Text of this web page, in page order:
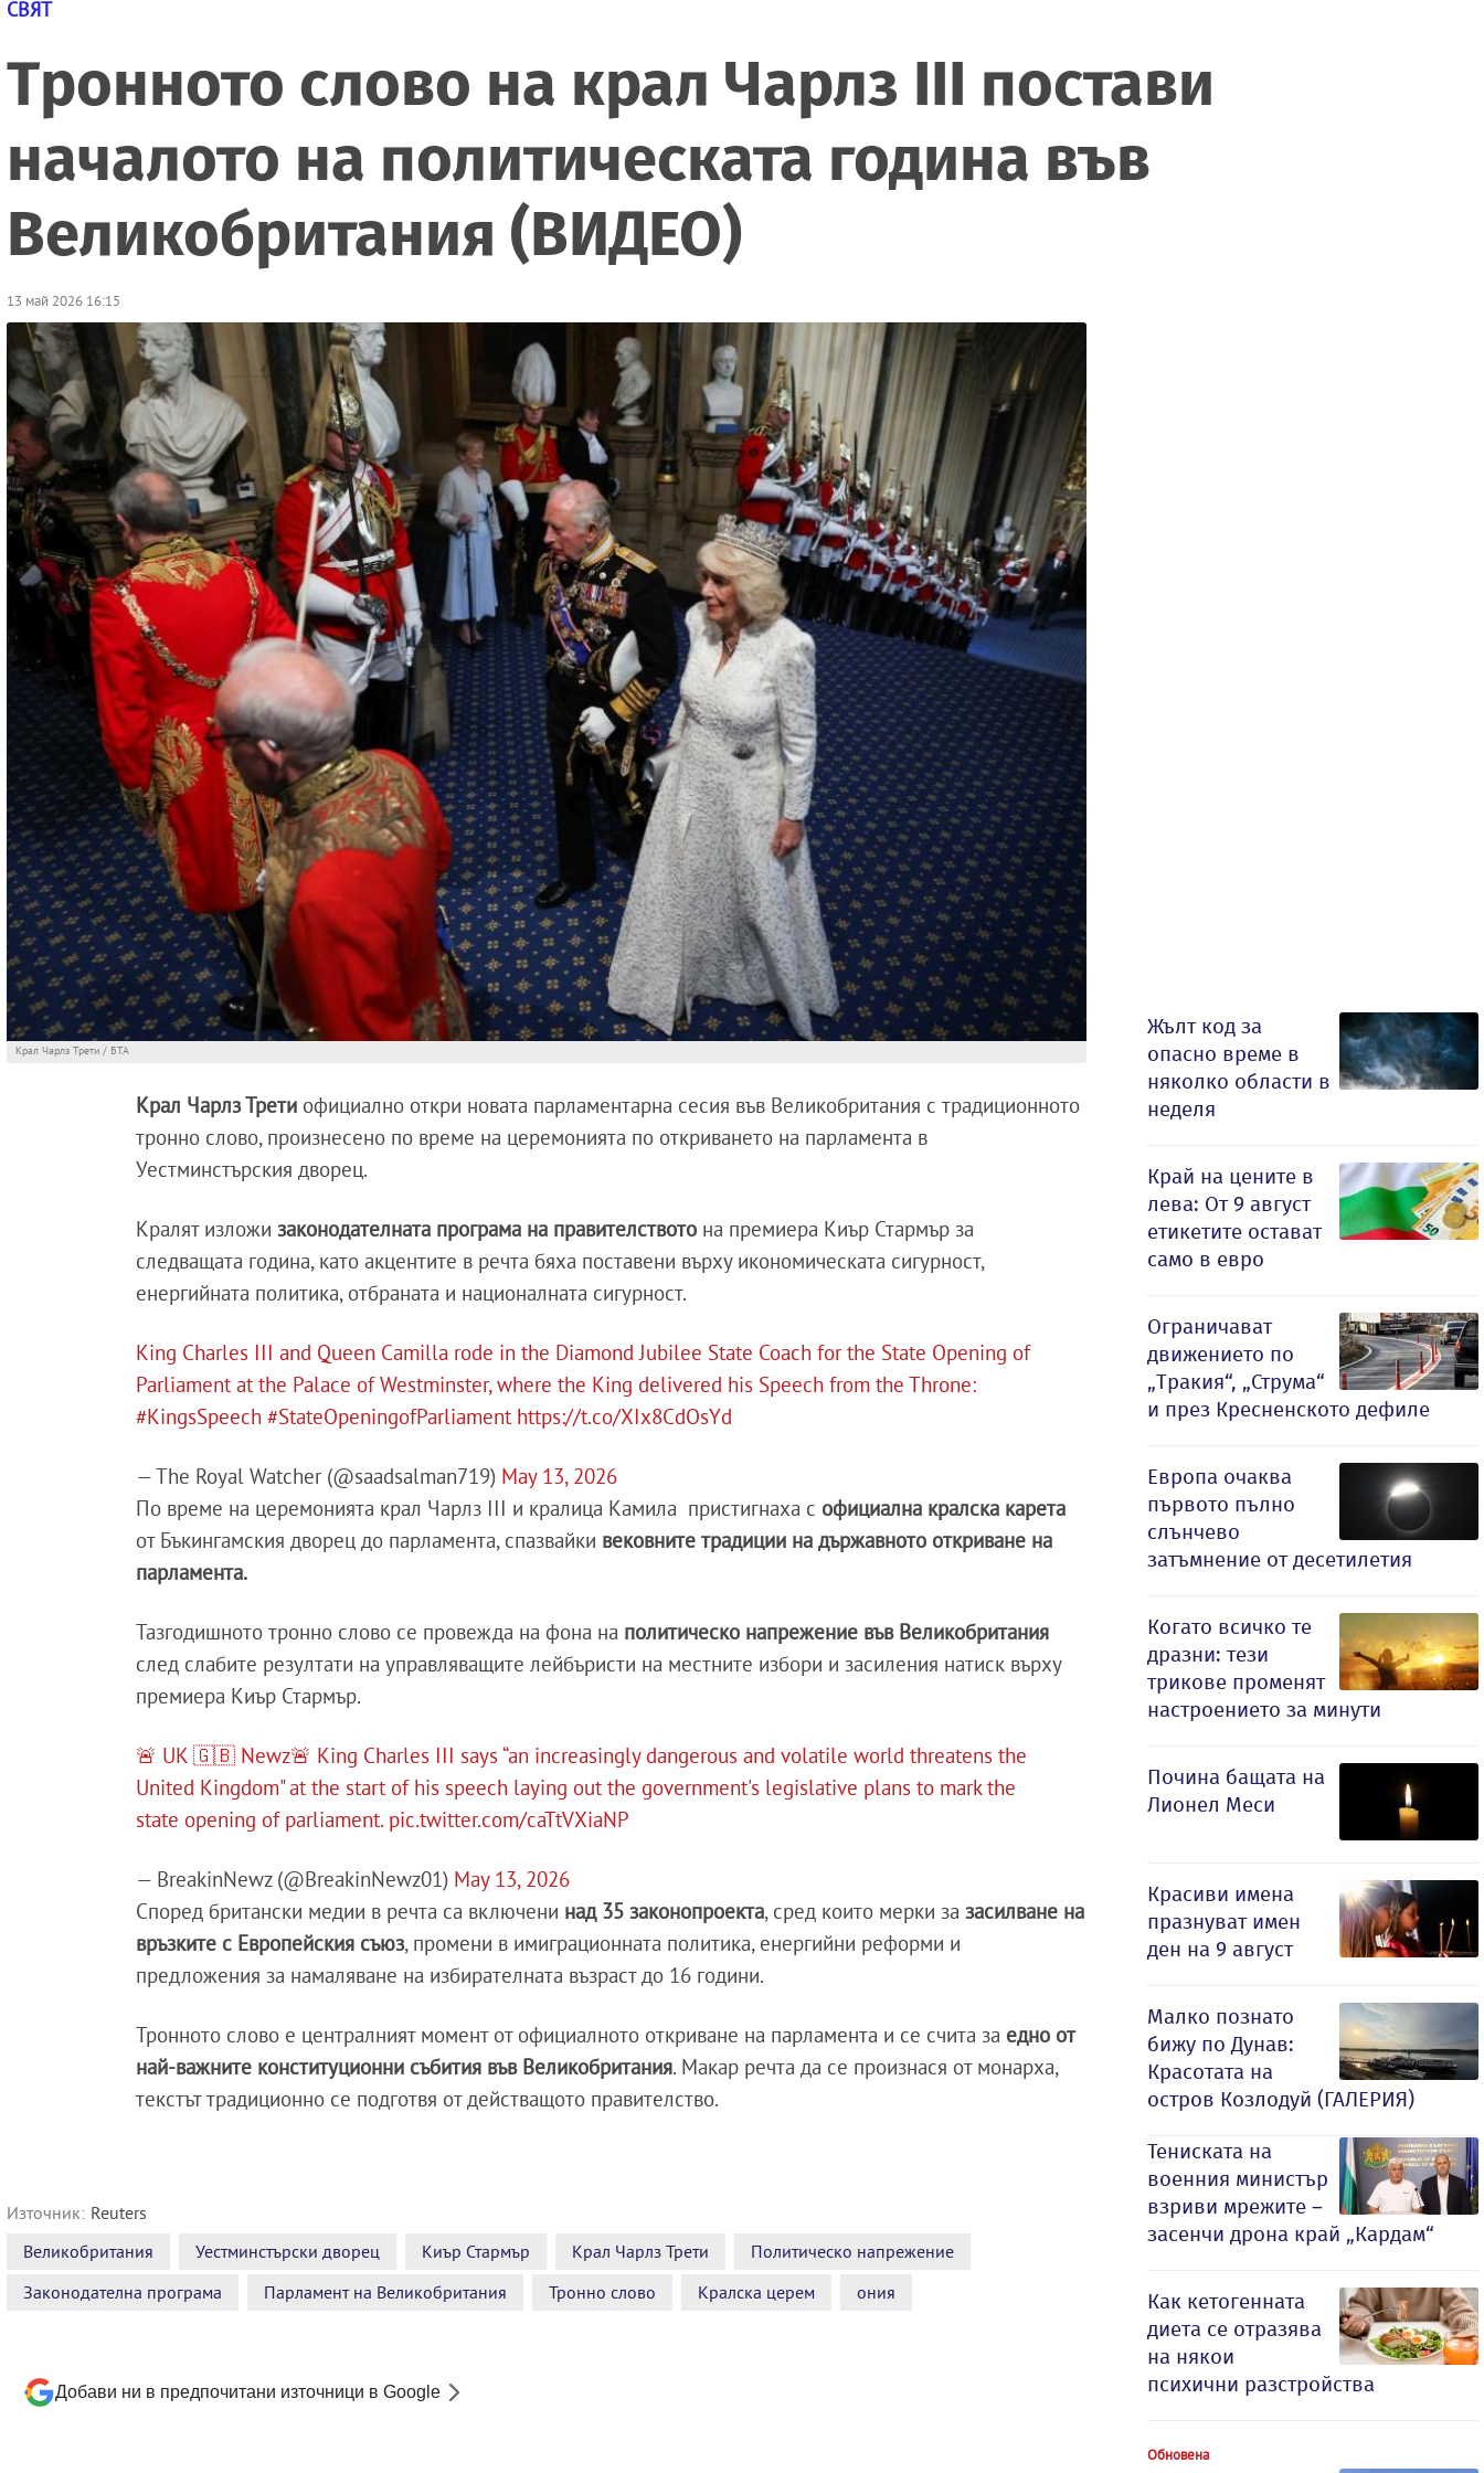
СВЯТ
Тронното слово на крал Чарлз III постави
началото на политическата година във
Великобритания (ВИДЕО)
13 май 2026 16:15
Крал Чарлз Трети / БТА
Крал Чарлз Трети официално откри новата парламентарна сесия във Великобритания с традиционното
тронно слово, произнесено по време на церемонията по откриването на парламента в
Уестминстърския дворец.
Кралят изложизаконодателната програма на правителството на премиера Киър Стармър за
следващата година, като акцентите в речта бяха поставени върху икономическата сигурност,
енергийната политика, отбраната и националната сигурност.
King Charles III and Queen Camilla rode in the Diamond Jubilee State Coach for the State Opening of
Parliament at the Palace of Westminster, where the King delivered his Speech from the Throne:
#KingsSpeech #StateOpeningofParliament https://t.co/XIx8CdOsYd
— The Royal Watcher (@saadsalman719) May 13, 2026
По време на церемонията крал Чарлз III и кралица Камила пристигнаха с официална кралска карета
от Бъкингамския дворец до парламента, спазвайки вековните традиции на държавното откриване на
парламента.
Тазгодишното тронно слово се провежда на фона на политическо напрежение във Великобритания
след слабите резултати на управляващите лейбъристи на местните избори и засиления натиск върху
премиера Киър Стармър.
🚨 UK 🇬🇧 Newz🚨 King Charles III says “an increasingly dangerous and volatile world threatens the
United Kingdom" at the start of his speech laying out the government's legislative plans to mark the
state opening of parliament. pic.twitter.com/caTtVXiaNP
— BreakinNewz (@BreakinNewz01) May 13, 2026
Според британски медии в речта са включени над 35 законопроекта, сред които мерки зазасилване на
връзките с Европейския съюз, промени в имиграционната политика, енергийни реформи и
предложения за намаляване на избирателната възраст до 16 години.
Тронното слово е централният момент от официалното откриване на парламента и се счита за едно от
най-важните конституционни събития във Великобритания. Макар речта да се произнася от монарха,
текстът традиционно се подготвя от действащото правителство.
Източник: Reuters
Великобритания
Уестминстърски дворец Киър Стармър Крал Чарлз Трети
Политическо напрежение
Законодателна програма
Парламент на Великобритания Тронно слово Кралска церем ония
Добави ни в предпочитани източници в Google
Жълт код за
опасно време в
няколко области в
неделя
Край на цените в
лева: От 9 август
етикетите остават
само в евро
Ограничават
движението по
„Тракия“, „Струма“
и през Кресненското дефиле
Европа очаква
първото пълно
слънчево
затъмнение от десетилетия
Когато всичко те
дразни: тези
трикове променят
настроението за минути
Почина бащата на
Лионел Меси
Красиви имена
празнуват имен
ден на 9 август
Малко познато
бижу по Дунав:
Красотата на
остров Козлодуй (ГАЛЕРИЯ)
Тениската на
военния министър
взриви мрежите –
засенчи дрона край „Кардам“
Как кетогенната
диета се отразява
на някои
психични разстройства
Обновена